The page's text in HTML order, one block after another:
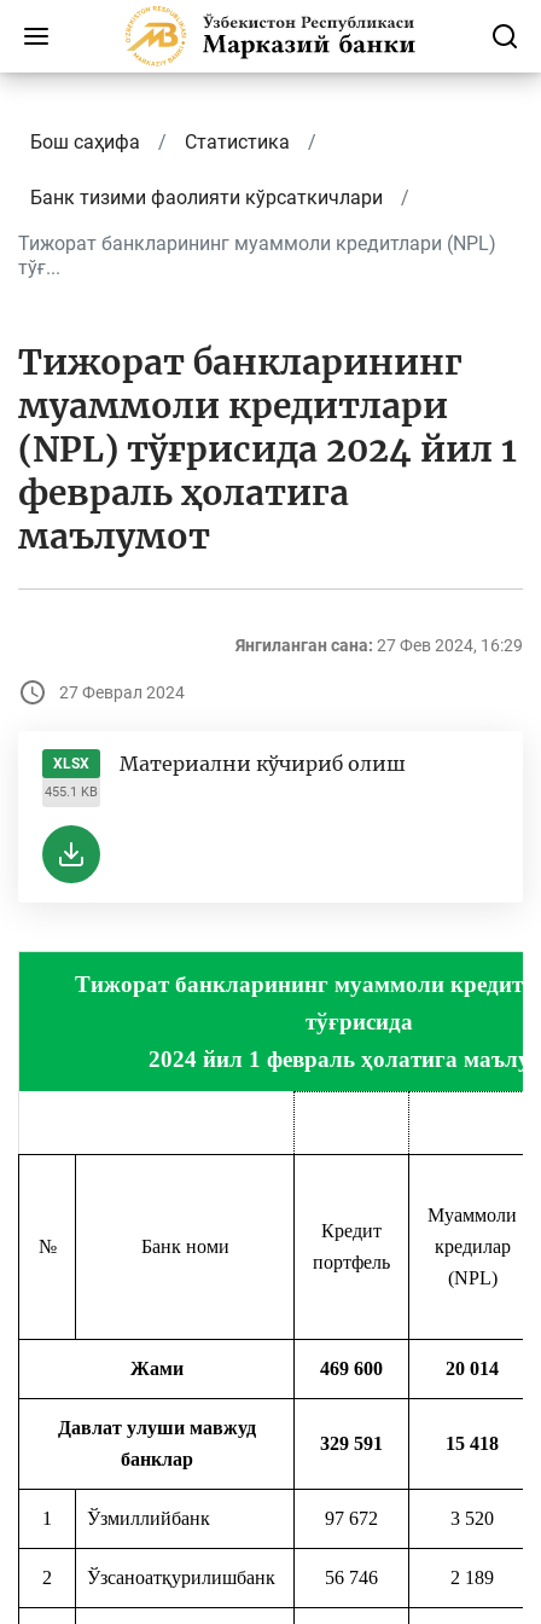
Бош саҳифа Статистика
Банк тизими фаолияти кўрсаткичлари
Тижорат банкларининг муаммоли кредитлари (NPL)
тўғ...
Тижорат банкларининг
муаммоли кредитлари
(NPL) тўғрисида 2024 йил 1
февраль ҳолатига
маълумот
Янгиланган сана: 27 Фев 2024, 16:29
27 Феврал 2024
XLSX
455.1 KB
Материални кўчириб олиш
Тижорат банкларининг муаммоли
тўғрисида
2024 йил 1 февраль ҳолатига
№ Банк номи
Кредит
портфель
Муаммоли
кредилар
(NPL)
Жами 469 600 20 014
Давлат улуши мавжуд
банклар
329 591 15 418
1 Ўзмиллийбанк 97 672 3 520
2 Ўзсаноатқурилишбанк 56 746 2 189